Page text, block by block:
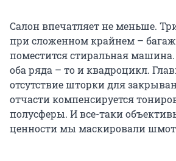
Салон впечатляет не меньше.
при сложенном крайнем –
поместится стиральная
оба ряда – то и квадроцикл.
отсутствие шторки для
отчасти компенсируется
полусферы. И все-таки
ценности мы маскировали